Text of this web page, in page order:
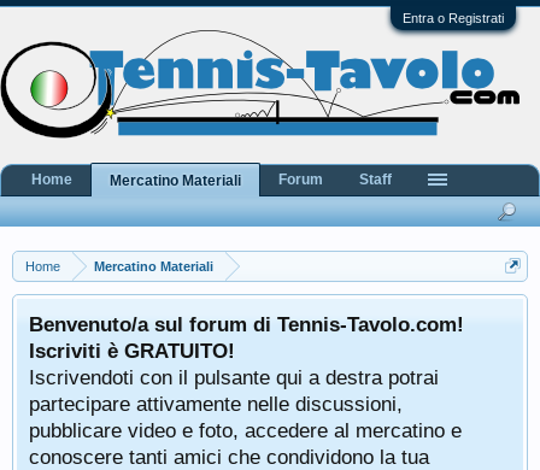
Entra o Registrati
Home Mercatino Materiali
Benvenuto/a sul forum di Tennis-Tavolo.com!
Iscriviti è GRATUITO!
Iscrivendoti con il pulsante qui a destra potrai
partecipare attivamente nelle discussioni,
pubblicare video e foto, accedere al mercatino e
conoscere tanti amici che condividono la tua
Home Mercatino Materiali Forum Staff